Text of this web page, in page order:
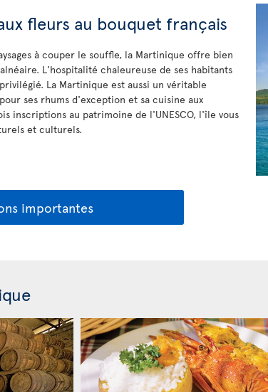
fleurs au bouquet français
à couper le souffle, la Martinique offre bien
L'hospitalité chaleureuse de ses habitants
La Martinique est aussi un véritable
ses rhums d'exception et sa cuisine aux
inscriptions au patrimoine de l'UNESCO, l'île vous
et culturels.
importantes